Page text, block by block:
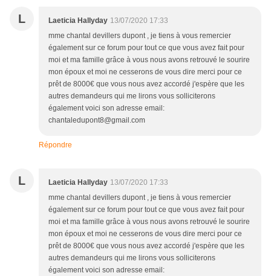
L Laeticia Hallyday 13/07/2020 17:33
mme chantal devillers dupont , je tiens à vous remercier
également sur ce forum pour tout ce que vous avez fait pour
moi et ma famille grâce à vous nous avons retrouvé le sourire
mon époux et moi ne cesserons de vous dire merci pour ce
prêt de 8000€ que vous nous avez accordé j'espère que les
autres demandeurs qui me lirons vous solliciterons
également voici son adresse email:
chantaledupont8@gmail.com
Répondre
L Laeticia Hallyday 13/07/2020 17:33
mme chantal devillers dupont , je tiens à vous remercier
également sur ce forum pour tout ce que vous avez fait pour
moi et ma famille grâce à vous nous avons retrouvé le sourire
mon époux et moi ne cesserons de vous dire merci pour ce
prêt de 8000€ que vous nous avez accordé j'espère que les
autres demandeurs qui me lirons vous solliciterons
également voici son adresse email: